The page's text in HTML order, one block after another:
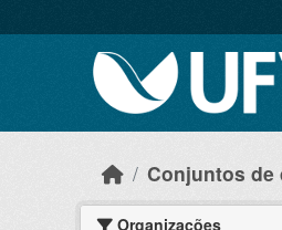
Conjuntos de
Organizações